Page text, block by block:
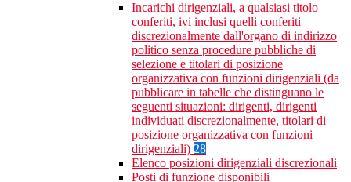
Incarichi dirigenziali, a qualsiasi titolo
conferiti, ivi inclusi quelli conferiti
discrezionalmente dall'organo di indirizzo
politico senza procedure pubbliche di
selezione e titolari di posizione
organizzativa con funzioni dirigenziali (da
pubblicare in tabelle che distinguano le
seguenti situazioni: dirigenti, dirigenti
individuati discrezionalmente, titolari di
posizione organizzativa con funzioni
dirigenziali) 28
Elenco posizioni dirigenziali discrezionali
Posti di funzione disponibili